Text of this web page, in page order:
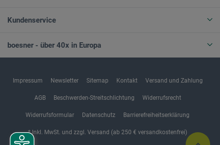
Kundenservice
boesner - über 40x in Europa
Impressum Newsletter Sitemap Kontakt Versand und Zahlung
AGB Beschwerden-Streitschlichtung Widerrufsrecht
Widerrufsformular Datenschutz Barrierefreiheitserklärung
* Inkl. MwSt. und zzgl. Versand (ab 250 € versandkostenfrei)